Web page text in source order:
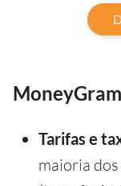
MoneyGram
Tarifas e
maioria